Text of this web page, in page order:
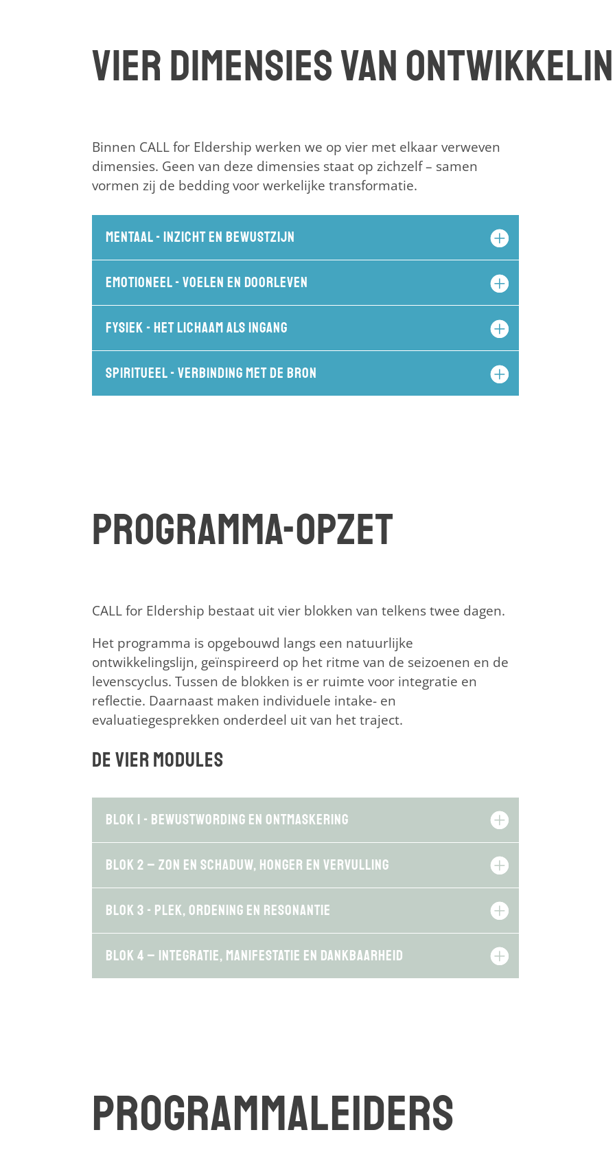
Vier dimensies van
Binnen CALL for Eldership werken we op vier met elkaar verweven
dimensies. Geen van deze dimensies staat op zichzelf – samen
vormen zij de bedding voor werkelijke transformatie.
Mentaal - inzicht en bewustzijn
Emotioneel - voelen en doorleven
Fysiek - het lichaam als ingang
Spiritueel - verbinding met de bron
Programma-opzet
CALL for Eldership bestaat uit vier blokken van telkens twee dagen.
Het programma is opgebouwd langs een natuurlijke
ontwikkelingslijn, geïnspireerd op het ritme van de seizoenen en de
levenscyclus. Tussen de blokken is er ruimte voor integratie en
reflectie. Daarnaast maken individuele intake- en
evaluatiegesprekken onderdeel uit van het traject.
De vier modules
Blok 1 - Bewustwording en ontmaskering
Blok 2 – Zon en schaduw, honger en vervulling
Blok 3 - Plek, ordening en resonantie
Blok 4 – Integratie, manifestatie en dankbaarheid
Programmaleiders